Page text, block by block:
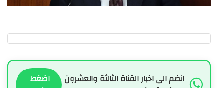
انضم الى اخبار القناة الثالثة والعشرون
اضغط